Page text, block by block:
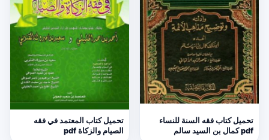
تحميل كتاب فقه السنة للنساء
pdf كمال بن السيد سالم
تحميل كتاب المعتمد في فقه
الصيام والزكاة pdf